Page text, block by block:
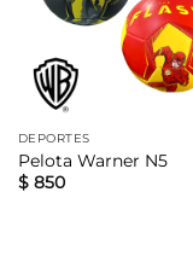
DEPORTES
Pelota Warner N5
$850